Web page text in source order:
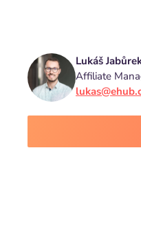
Lukáš
Affiliate